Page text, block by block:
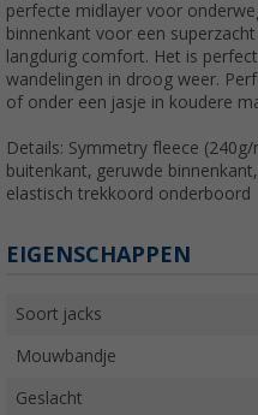
perfecte midlayer voor
binnenkant voor een
langdurig comfort. Het is
wandelingen in droog weer.
of onder een jasje in koudere
Details: Symmetry fleece
buitenkant, geruwde
elastisch trekkoord onderboord
EIGENSCHAPPEN
Soort jacks
Mouwbandje
Geslacht